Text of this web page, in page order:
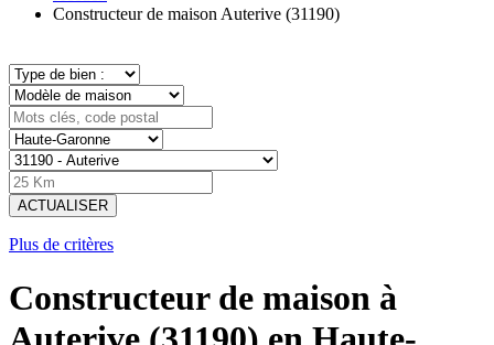
Constructeur de maison Auterive (31190)
ACTUALISER
Plus de critères
Constructeur de maison à